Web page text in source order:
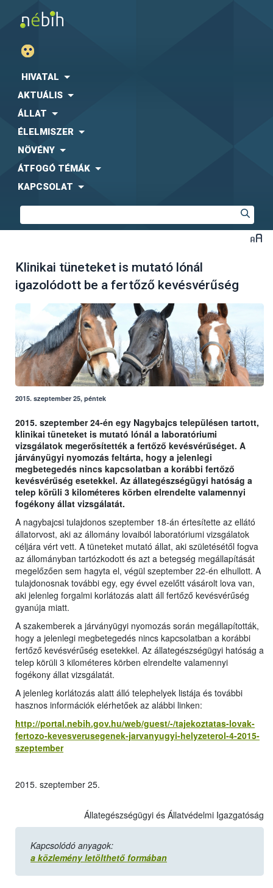
HIVATAL
AKTUÁLIS
ÁLLAT
ÉLELMISZER
NÖVÉNY
ÁTFOGÓ TÉMÁK
KAPCSOLAT
Klinikai tüneteket is mutató lónál
igazolódott be a fertőző kevésvérűség
2015. szeptember 25, péntek
2015. szeptember 24-én egy Nagybajcs településen tartott,
klinikai tüneteket is mutató lónál a laboratóriumi
vizsgálatok megerősítették a fertőző kevésvérűséget. A
járványügyi nyomozás feltárta, hogy a jelenlegi
megbetegedés nincs kapcsolatban a korábbi fertőző
kevésvérűség esetekkel. Az állategészségügyi hatóság a
telep körüli 3 kilométeres körben elrendelte valamennyi
fogékony állat vizsgálatát.
A nagybajcsi tulajdonos szeptember 18-án értesítette az ellátó
állatorvost, aki az állomány lovaiból laboratóriumi vizsgálatok
céljára vért vett. A tüneteket mutató állat, aki születésétől fogva
az állományban tartózkodott és azt a betegség megállapítását
megelőzően sem hagyta el, végül szeptember 22-én elhullott. A
tulajdonosnak további egy, egy évvel ezelőtt vásárolt lova van,
aki jelenleg forgalmi korlátozás alatt áll fertőző kevésvérűség
gyanúja miatt.
A szakemberek a járványügyi nyomozás során megállapították,
hogy a jelenlegi megbetegedés nincs kapcsolatban a korábbi
fertőző kevésvérűség esetekkel. Az állategészségügyi hatóság a
telep körüli 3 kilométeres körben elrendelte valamennyi
fogékony állat vizsgálatát.
A jelenleg korlátozás alatt álló telephelyek listája és további
hasznos információk elérhetőek az alábbi linken:
http://portal.nebih.gov.hu/web/guest/-/tajekoztatas-lovak-
fertozo-kevesverusegenek-jarvanyugyi-helyzeterol-4-2015-
szeptember
2015. szeptember 25.
Állategészségügyi és Állatvédelmi Igazgatóság
Kapcsolódó anyagok:
a közlemény letölthető formában